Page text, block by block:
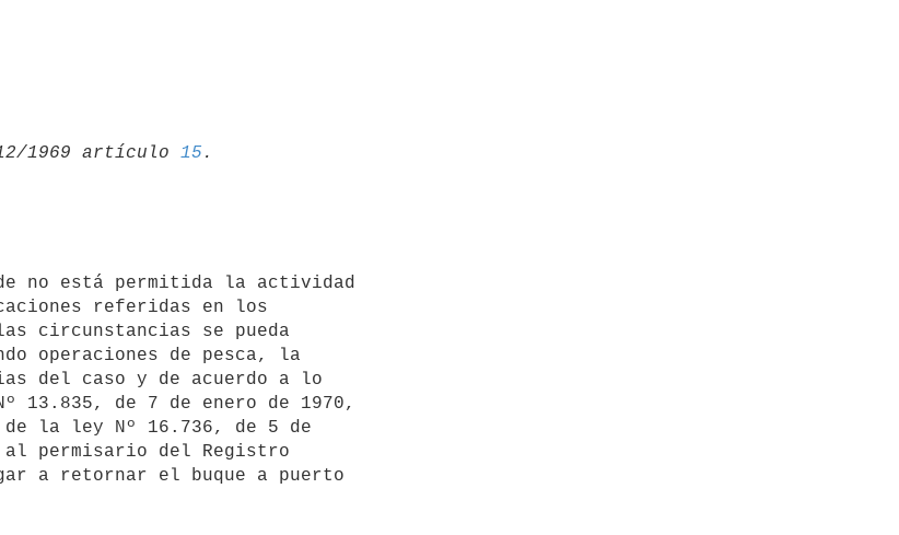
1969 artículo 15
referidas en los
circunstancias se pueda
operaciones de pesca, la
del caso y de acuerdo a lo
de 7 de enero de 1970,
la ley Nº 16.736, de 5 de
al permisario del Registro
a retornar el buque a puerto